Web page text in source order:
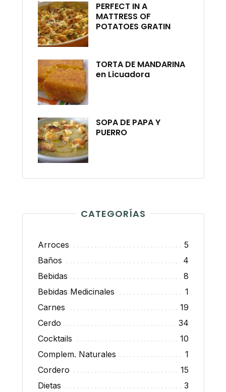
PERFECT IN A
MATTRESS OF
POTATOES GRATIN
TORTA DE MANDARINA
en Licuadora
SOPA DE PAPA Y
PUERRO
CATEGORÍAS
Arroces
5
Baños
4
Bebidas
8
Bebidas Medicinales
1
Carnes
19
Cerdo
34
Cocktails
10
Complem. Naturales
1
Cordero
15
Dietas
3